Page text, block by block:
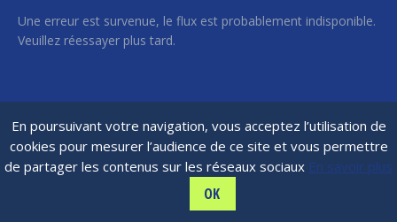
En poursuivant votre navigation, vous acceptez l’utilisation de
cookies pour mesurer l’audience de ce site et vous permettre
de partager les contenus sur les réseaux sociaux En savoir plus
OK
Une erreur est survenue, le flux est probablement indisponible.
Veuillez réessayer plus tard.